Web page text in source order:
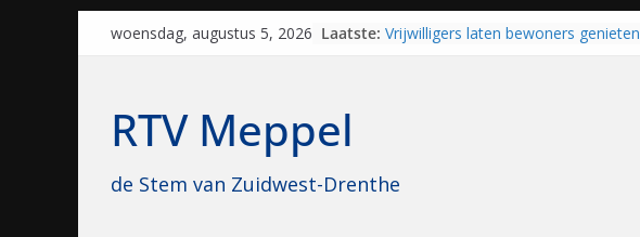
Skipwoensdag, augustus 5, 2026 Laatste: Vrijwilligers laten bewoners genieten
opvolgers vast klaar: “Ze moeten het
RTV Meppel
de Stem van Zuidwest-Drenthe